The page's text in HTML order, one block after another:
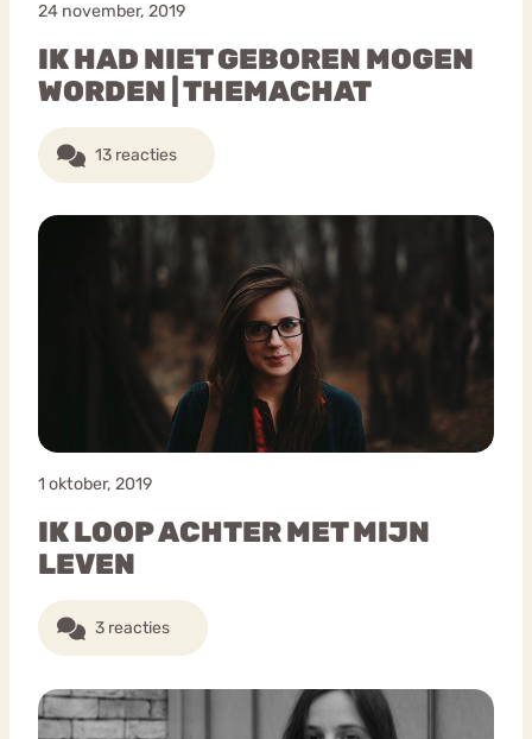
24 november, 2019
IK HAD NIET GEBOREN MOGEN
WORDEN | THEMACHAT
13 reacties
1 oktober, 2019
IK LOOP ACHTER MET MIJN
LEVEN
3 reacties